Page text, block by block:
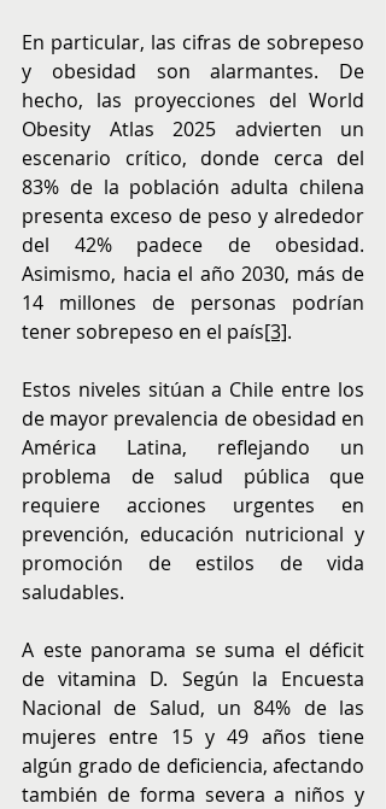
En particular, las cifras de sobrepeso
y obesidad son alarmantes. De
hecho, las proyecciones del World
Obesity Atlas 2025 advierten un
escenario crítico, donde cerca del
83% de la población adulta chilena
presenta exceso de peso y alrededor
del 42% padece de obesidad.
Asimismo, hacia el año 2030, más de
14 millones de personas podrían
tener sobrepeso en el país[3].
Estos niveles sitúan a Chile entre los
de mayor prevalencia de obesidad en
América Latina, reflejando un
problema de salud pública que
requiere acciones urgentes en
prevención, educación nutricional y
promoción de estilos de vida
saludables.
A este panorama se suma el déficit
de vitamina D. Según la Encuesta
Nacional de Salud, un 84% de las
mujeres entre 15 y 49 años tiene
algún grado de deficiencia, afectando
también de forma severa a niños y